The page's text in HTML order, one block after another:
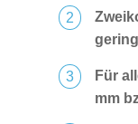
Für
mm